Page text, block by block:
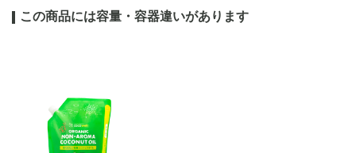
この商品には容量・容器違いがあります